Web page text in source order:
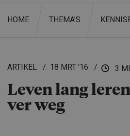
HOME THEMA’S
ARTIKEL 18 MRT '16 3
Leven lang
ver weg